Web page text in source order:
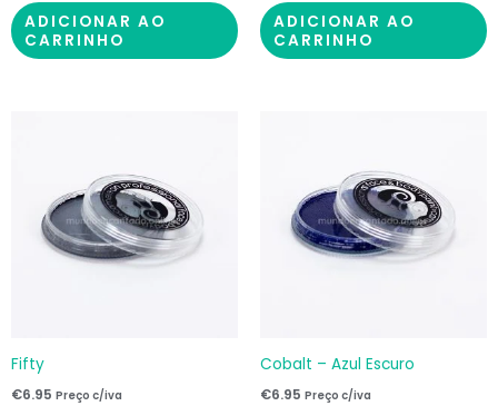
ADICIONAR AO
CARRINHO
ADICIONAR AO
CARRINHO
Fifty
€6.95 Preço c/iva
Cobalt – Azul Escuro
€6.95 Preço c/iva